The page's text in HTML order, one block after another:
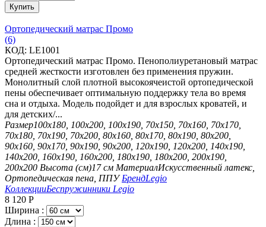
Купить
Ортопедический матрас Промо
(6)
КОД: LE1001
Ортопедический матрас Промо. Пенополиуретановый матрас
средней жесткости изготовлен без применения пружин.
Монолитный слой плотной высокоячеистой ортопедической
пены обеспечивает оптимальную поддержку тела во время
сна и отдыха. Модель подойдет и для взрослых кроватей, и
для детских/...
Размер100х180, 100х200, 100х190, 70х150, 70х160, 70х170,
70х180, 70х190, 70х200, 80х160, 80х170, 80х190, 80х200,
90х160, 90х170, 90х190, 90х200, 120х190, 120х200, 140х190,
140х200, 160х190, 160х200, 180х190, 180х200, 200х190,
200х200 Высота (см)17 см МатериалИскусственный латекс,
Ортопедическая пена, ППУ БрендLegio
КоллекцииБеспружинники Legio
8 120 Р
Ширина :
Длина :